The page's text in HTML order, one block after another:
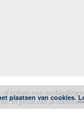
indien een aanbieding
In geval van
plaatsen van cookies.